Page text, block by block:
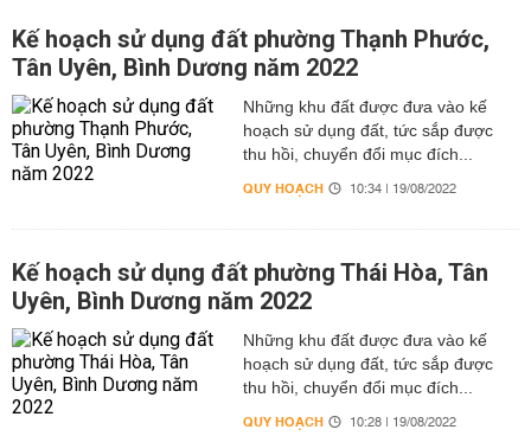
Kế hoạch sử dụng đất phường Thạnh Phước,
Tân Uyên, Bình Dương năm 2022
Những khu đất được đưa vào kế
hoạch sử dụng đất, tức sắp được
thu hồi, chuyển đổi mục đích...
QUY HOẠCH 10:34 | 19/08/2022
Kế hoạch sử dụng đất phường Thái Hòa, Tân
Uyên, Bình Dương năm 2022
Những khu đất được đưa vào kế
hoạch sử dụng đất, tức sắp được
thu hồi, chuyển đổi mục đích...
QUY HOẠCH 10:28 | 19/08/2022